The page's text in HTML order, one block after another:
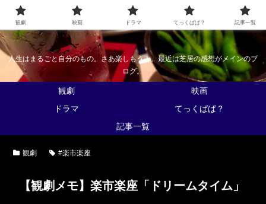
なんかくうかい
人生はまるごと自分のもの。さあ楽しもう！。最近は芝居の感想がメインのブ
ログ。
観劇
映画
ドラマ
てっくぱぱ？
記事一覧
観劇 #楽市楽座
【観劇メモ】楽市楽座「ドリームタイム」
観劇 映画 ドラマ てっくぱぱ？ 記事一覧